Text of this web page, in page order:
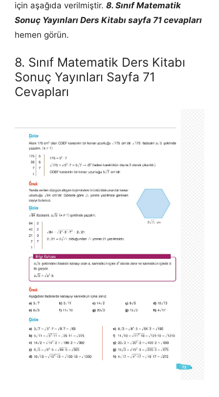
için aşağıda verilmiştir. 8. Sınıf Matematik
Sonuç Yayınları Ders Kitabı sayfa 71 cevapları
hemen görün.
8. Sınıf Matematik Ders Kitabı
Sonuç Yayınları Sayfa 71
Cevapları